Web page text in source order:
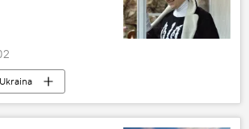
Ukraina
Facebook